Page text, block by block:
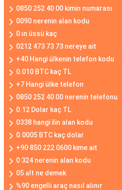
0850 252 40 00 kimin numarası
0090 nerenin alan kodu
0 ın üssü kaç
0212 473 73 73 nereye ait
+40 Hangi ülkenin telefon kodu
0.010 BTC kaç TL
+7 Hangi ülke telefon
0850 252 40 00 nerenin telefonu
0.12 Dolar kaç TL
0338 hangi ilin alan kodu
0.0005 BTC kaç dolar
+90 850 222 0600 kime ait
0 324 nerenin alan kodu
05 alt ne demek
%90 engelli araç nasıl alınır